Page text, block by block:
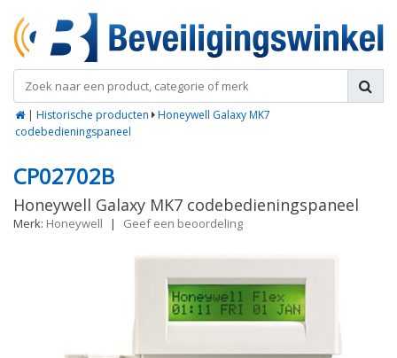
| Historische producten
Honeywell Galaxy MK7
codebedieningspaneel
CP02702B
Honeywell Galaxy MK7 codebedieningspaneel
Merk: Honeywell | Geef een beoordeling